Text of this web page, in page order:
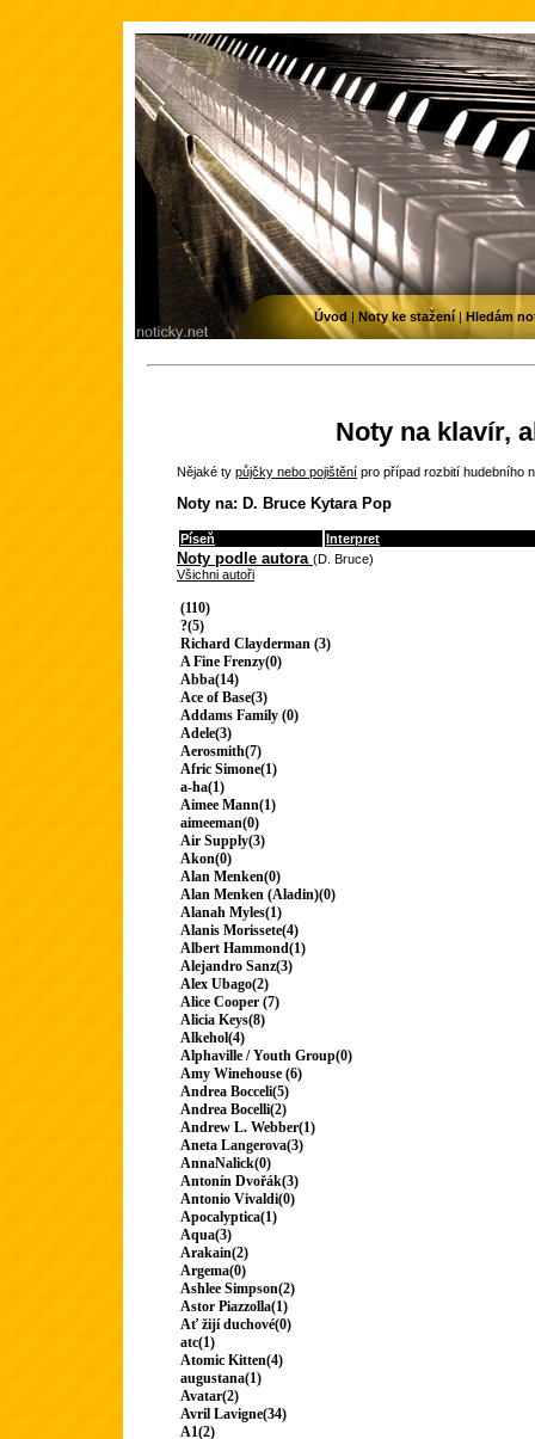
Noty na klavír,
Nějaké ty půjčky nebo pojištění pro případ rozbití hudebního
Noty na: D. Bruce Kytara Pop
Píseň Interpret
Noty podle autora (D. Bruce)
Všichni autoři
(110)
?(5)
Richard Clayderman (3)
A Fine Frenzy(0)
Abba(14)
Ace of Base(3)
Addams Family (0)
Adele(3)
Aerosmith(7)
Afric Simone(1)
a-ha(1)
Aimee Mann(1)
aimeeman(0)
Air Supply(3)
Akon(0)
Alan Menken(0)
Alan Menken (Aladin)(0)
Alanah Myles(1)
Alanis Morissete(4)
Albert Hammond(1)
Alejandro Sanz(3)
Alex Ubago(2)
Alice Cooper (7)
Alicia Keys(8)
Alkehol(4)
Alphaville / Youth Group(0)
Amy Winehouse (6)
Andrea Bocceli(5)
Andrea Bocelli(2)
Andrew L. Webber(1)
Aneta Langerova(3)
AnnaNalick(0)
Antonín Dvořák(3)
Antonio Vivaldi(0)
Apocalyptica(1)
Aqua(3)
Arakain(2)
Argema(0)
Ashlee Simpson(2)
Astor Piazzolla(1)
Ať žijí duchové(0)
atc(1)
Atomic Kitten(4)
augustana(1)
Avatar(2)
Avril Lavigne(34)
A1(2)
Úvod | Noty ke stažení| Hledám